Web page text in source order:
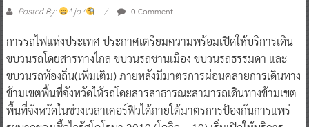
Posted By: ^ jo ^ 0 Comment
การรถไฟแห่งประเทศ ประกาศเตรียมความพร้อมเปิดให้บริการเดิน
ขบวนรถโดยสารทางไกล ขบวนรถชานเมือง ขบวนรถธรรมดา และ
ขบวนรถท้องถิ่น(เพิ่มเติม) ภายหลังมีมาตรการผ่อนคลายการเดินทาง
ข้ามเขตพื้นที่จังหวัดให้รถโดยสารสาธารณะสามารถเดินทางข้ามเขต
พื้นที่จังหวัดในช่วงเวลาเคอร์ฟิวได้ภายใต้มาตรการป้องกันการแพร่